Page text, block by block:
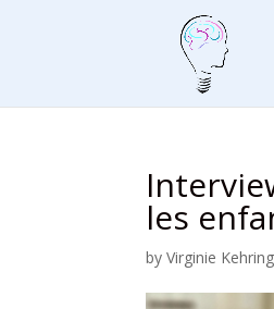
les
byVirginie